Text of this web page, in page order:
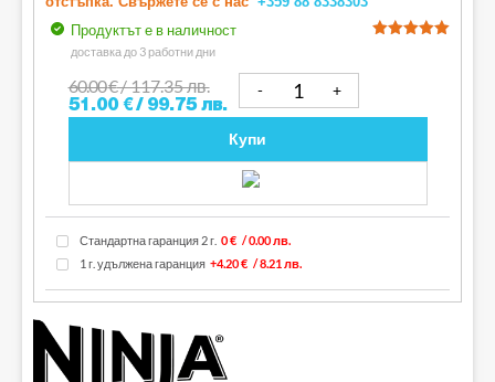
Продуктът е в наличност
доставка до 3 работни дни
60.00€/ 117.35 лв.
51.00 €/ 99.75 лв.
Купи
Стандартна гаранция 2 г. 0 € / 0.00 лв.
1 г. удължена гаранция +4.20 € / 8.21 лв.